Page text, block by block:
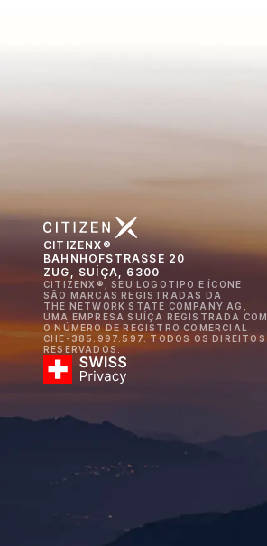
CITIZENX®
BAHNHOFSTRASSE 20
ZUG, SUÍÇA, 6300
CITIZENX®, SEU LOGOTIPO E ÍCONE
SÃO MARCAS REGISTRADAS DA
THE NETWORK STATE COMPANY AG,
UMA EMPRESA SUÍÇA REGISTRADA COM
O NÚMERO DE REGISTRO COMERCIAL
CHE-385.997.597. TODOS OS DIREITOS
RESERVADOS.